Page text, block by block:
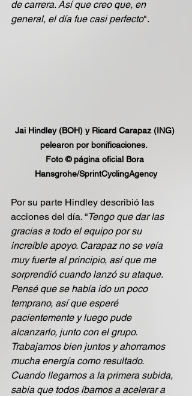
de carrera. Así que creo que, en
general, el día fue casi perfecto".
Jai Hindley (BOH) y Ricard Carapaz (ING)
pelearon por bonificaciones.
Foto © página oficial Bora
Hansgrohe/SprintCyclingAgency
Por su parte Hindley describió las
acciones del día. “Tengo que dar las
gracias a todo el equipo por su
increíble apoyo. Carapaz no se veía
muy fuerte al principio, así que me
sorprendió cuando lanzó su ataque.
Pensé que se había ido un poco
temprano, así que esperé
pacientemente y luego pude
alcanzarlo, junto con el grupo.
Trabajamos bien juntos y ahorramos
mucha energía como resultado.
Cuando llegamos a la primera subida,
sabía que todos íbamos a acelerar a